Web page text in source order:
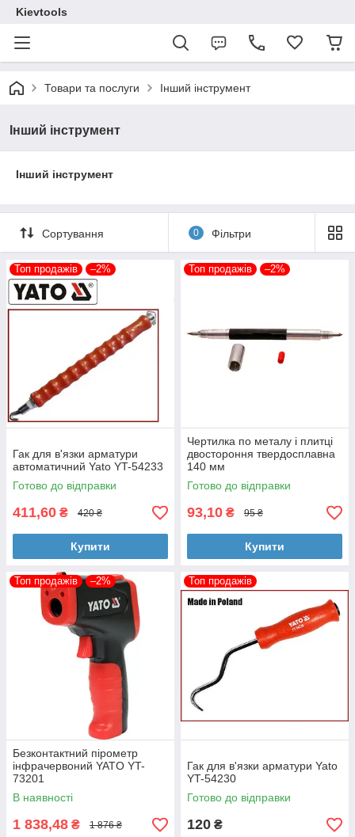
Kievtools
Товари та послуги Інший інструмент
Інший інструмент
Інший інструмент
Сортування 0 Фільтри
Топ продажів –2%
Гак для в'язки арматури
автоматичний Yato YT-54233
Готово до відправки
411,60 ₴ 420 ₴
Купити
Топ продажів –2%
Чертилка по металу і плитці
двостороння твердосплавна
140 мм
Готово до відправки
93,10 ₴ 95 ₴
Купити
Топ продажів –2%
Безконтактний пірометр
інфрачервоний YATO YT-
73201
В наявності
1 838,48 ₴ 1 876 ₴
Топ продажів
Гак для в'язки арматури Yato
YT-54230
Готово до відправки
120 ₴